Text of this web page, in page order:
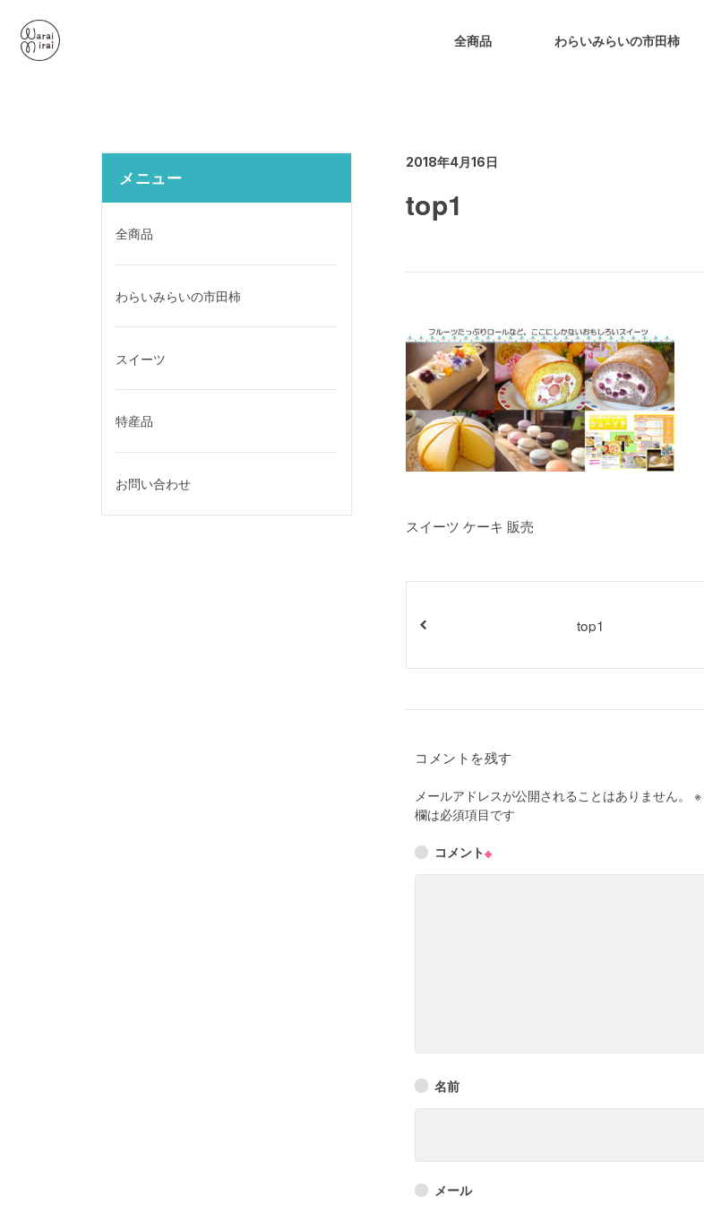
全商品 わらいみらいの市田柿
2018年4月16日
top1
スイーツ ケーキ 販売
top1
コメントを残す
メールアドレスが公開されることはありません。 ※
欄は必須項目です
コメント※
名前
メール
メニュー
全商品
わらいみらいの市田柿
スイーツ
特産品
お問い合わせ